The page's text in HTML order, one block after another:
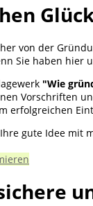
von der
Sie haben hier
"Wie
Vorschriften
erfolgreichen
gute Idee mit